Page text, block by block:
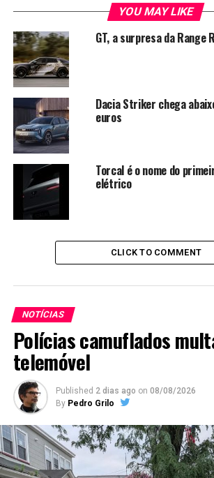
YOU MAY LIKE
GT, a surpresa da Range
Dacia Striker chega
euros
Torcal é o nome do
elétrico
CLICK TO COMMENT
NOTÍCIAS
Polícias camuflados
telemóvel
Published 2 dias ago on 08/08/2026
By Pedro Grilo